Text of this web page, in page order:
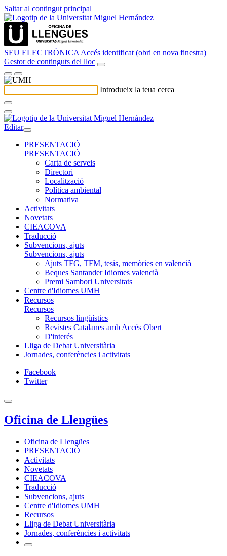
Saltar al contingut principal
SEU ELECTRÒNICA Accés identificat (obri en nova finestra)
Gestor de continguts del lloc
Introdueix la teua cerca
Editar
PRESENTACIÓ
PRESENTACIÓ
Carta de serveis
Directori
Localització
Política ambiental
Normativa
Activitats
Novetats
CIEACOVA
Traducció
Subvencions, ajuts
Subvencions, ajuts
Ajuts TFG, TFM, tesis, memòries en valencià
Beques Santander Idiomes valencià
Premi Sambori Universitats
Centre d'Idiomes UMH
Recursos
Recursos
Recursos lingüístics
Revistes Catalanes amb Accés Obert
D'interés
Lliga de Debat Universitària
Jornades, conferències i activitats
Facebook
Twitter
Oficina de Llengües
Oficina de Llengües
PRESENTACIÓ
Activitats
Novetats
CIEACOVA
Traducció
Subvencions, ajuts
Centre d'Idiomes UMH
Recursos
Lliga de Debat Universitària
Jornades, conferències i activitats